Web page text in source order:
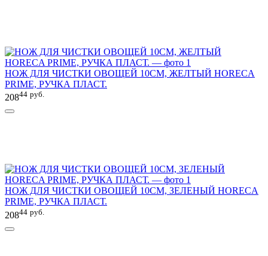
НОЖ ДЛЯ ЧИСТКИ ОВОЩЕЙ 10СМ, ЖЕЛТЫЙ HORECA
PRIME, РУЧКА ПЛАСТ.
20844 руб.
НОЖ ДЛЯ ЧИСТКИ ОВОЩЕЙ 10СМ, ЗЕЛЕНЫЙ HORECA
PRIME, РУЧКА ПЛАСТ.
20844 руб.